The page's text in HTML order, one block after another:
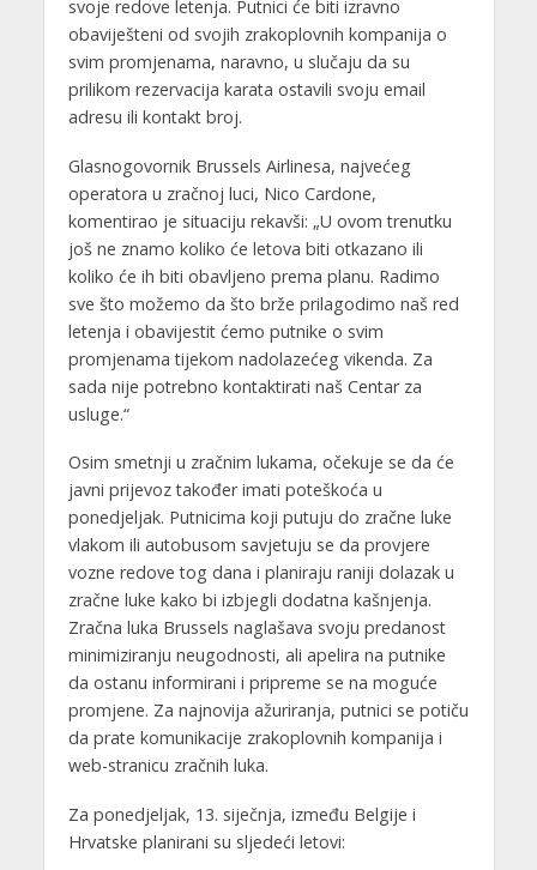
svoje redove letenja. Putnici će biti izravno
obaviješteni od svojih zrakoplovnih kompanija o
svim promjenama, naravno, u slučaju da su
prilikom rezervacija karata ostavili svoju email
adresu ili kontakt broj.
Glasnogovornik Brussels Airlinesa, najvećeg
operatora u zračnoj luci, Nico Cardone,
komentirao je situaciju rekavši: „U ovom trenutku
još ne znamo koliko će letova biti otkazano ili
koliko će ih biti obavljeno prema planu. Radimo
sve što možemo da što brže prilagodimo naš red
letenja i obavijestit ćemo putnike o svim
promjenama tijekom nadolazećeg vikenda. Za
sada nije potrebno kontaktirati naš Centar za
usluge.“
Osim smetnji u zračnim lukama, očekuje se da će
javni prijevoz također imati poteškoća u
ponedjeljak. Putnicima koji putuju do zračne luke
vlakom ili autobusom savjetuju se da provjere
vozne redove tog dana i planiraju raniji dolazak u
zračne luke kako bi izbjegli dodatna kašnjenja.
Zračna luka Brussels naglašava svoju predanost
minimiziranju neugodnosti, ali apelira na putnike
da ostanu informirani i pripreme se na moguće
promjene. Za najnovija ažuriranja, putnici se potiču
da prate komunikacije zrakoplovnih kompanija i
web-stranicu zračnih luka.
Za ponedjeljak, 13. siječnja, između Belgije i
Hrvatske planirani su sljedeći letovi: